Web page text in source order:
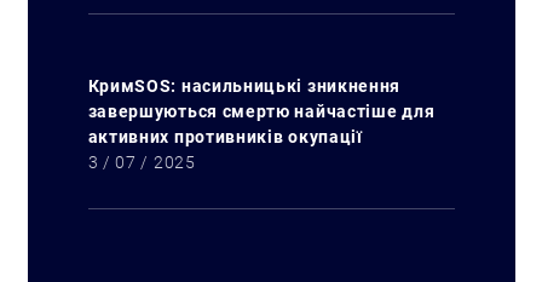
КримSOS: насильницькі зникнення
завершуються смертю найчастіше для
активних противників окупації
3 / 07 / 2025